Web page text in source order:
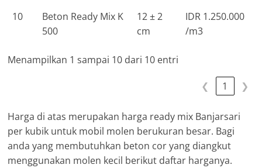
10
Beton Ready Mix K
500
12 ± 2
cm
IDR 1.250.000
/m3
Menampilkan 1 sampai 10 dari 10 entri
❮ 1 ❯
Harga di atas merupakan harga ready mix Banjarsari
per kubik untuk mobil molen berukuran besar. Bagi
anda yang membutuhkan beton cor yang diangkut
menggunakan molen kecil berikut daftar harganya.